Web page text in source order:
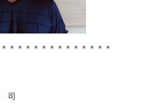
＊＊＊＊＊＊＊＊＊＊＊＊＊
司